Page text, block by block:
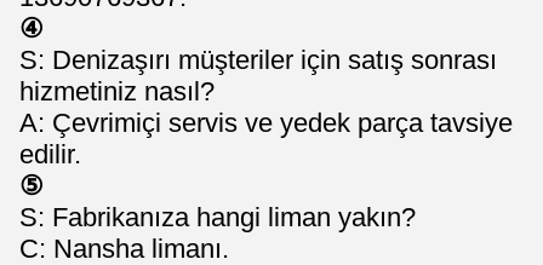
④
S: Denizaşırı müşteriler için satış sonrası
hizmetiniz nasıl?
A: Çevrimiçi servis ve yedek parça tavsiye
edilir.
⑤
S: Fabrikanıza hangi liman yakın?
C: Nansha limanı.